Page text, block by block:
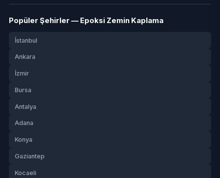
Popüler Şehirler — Epoksi Zemin Kaplama
İstanbul
Ankara
İzmir
Bursa
Antalya
Adana
Konya
Gaziantep
Kocaeli